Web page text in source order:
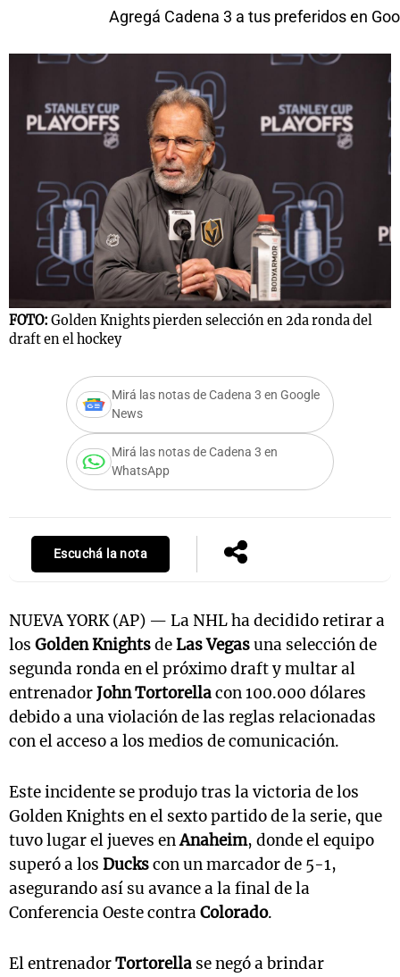
Agregá Cadena 3 a tus preferidos en
FOTO: Golden Knights pierden selección en 2da ronda del
draft en el hockey
Mirá las notas de Cadena 3 en Google
News
Mirá las notas de Cadena 3 en
WhatsApp
Escuchá la nota
NUEVA YORK (AP) — La NHL ha decidido retirar a
los Golden KnightsdeLas Vegasuna selección de
segunda ronda en el próximo draft y multar al
entrenadorJohn Tortorellacon 100.000 dólares
debido a una violación de las reglas relacionadas
con el acceso a los medios de comunicación.
Este incidente se produjo tras la victoria de los
Golden Knights en el sexto partido de la serie, que
tuvo lugar el jueves enAnaheim, donde el equipo
superó a los Duckscon un marcador de 5-1,
asegurando así su avance a la final de la
Conferencia Oeste contraColorado.
El entrenadorTortorella se negó a brindar